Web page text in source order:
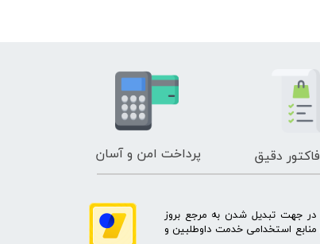
فاکتور دقیق پرداخت امن و آسان
در جهت تبدیل شدن به مرجع بروز
استخدامی خدمت داوطلبین و